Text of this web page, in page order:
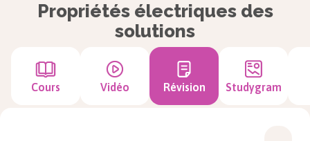
Propriétés électriques des
solutions
Cours Vidéo Révision Studygram